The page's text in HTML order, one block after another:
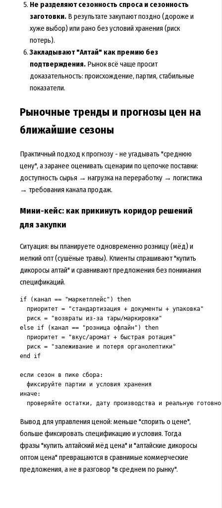
Не разделяют сезонность спроса и сезонность
заготовки.В результате закупают поздно (дороже и
хуже выбор) или рано без условий хранения (риск
потерь).
Закладывают "Алтай" как премию без
подтверждения.Рынок всё чаще просит
доказательность: происхождение, партия, стабильные
показатели.
Рыночные тренды и прогнозы цен на
ближайшие сезоны
Практичный подход к прогнозу - не угадывать "среднюю
цену", а заранее оценивать сценарии по цепочке поставки:
доступность сырья → нагрузка на переработку → логистика
→ требования канала продаж.
Мини-кейс: как прикинуть коридор решений
для закупки
Ситуация: вы планируете одновременно розницу (мёд) и
мелкий опт (сушёные травы). Клиенты спрашивают "купить
дикоросы алтай" и сравнивают предложения без понимания
спецификаций.
if (канал == "маркетплейс") then
  приоритет = "стандартизация + документы + упаковка"
  риск = "возвраты из-за тары/маркировки"
else if (канал == "розница офлайн") then
  приоритет = "вкус/аромат + быстрая ротация"
  риск = "залеживание и потеря органолептики"
end if
если сезон в пике сбора:
  фиксируйте партии и условия хранения
иначе:
проверяйте остатки, дату производства и реальную
Вывод для управления ценой: меньше "спорить о цене",
больше фиксировать спецификацию и условия. Тогда
фразы "купить алтайский мёд цена" и "алтайские дикоросы
оптом цена" превращаются в сравнимые коммерческие
предложения, а не в разговор "в среднем по рынку".